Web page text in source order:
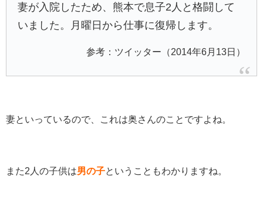
妻が入院したため、熊本で息子2人と格闘して
いました。月曜日から仕事に復帰します。
参考：ツイッター（2014年6月13日）
妻といっているので、これは奥さんのことですよね。
また2人の子供は男の子ということもわかりますね。